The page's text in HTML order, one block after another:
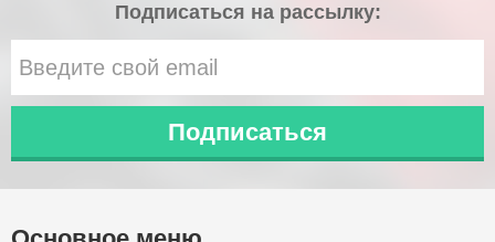
Подписаться на рассылку: